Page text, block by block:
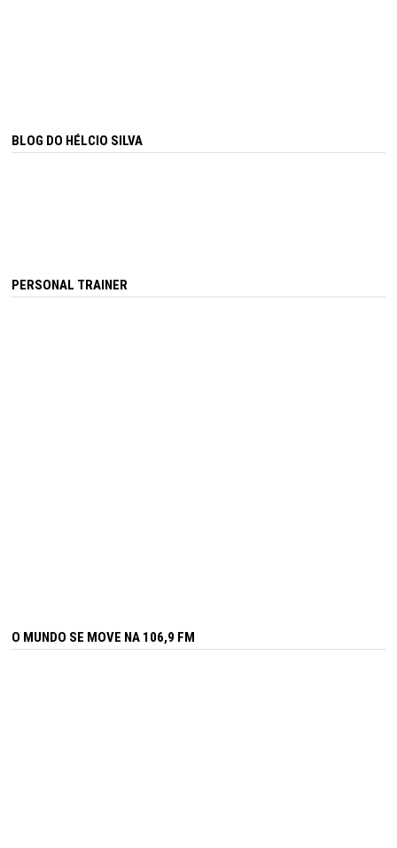
BLOG DO HÉLCIO SILVA
PERSONAL TRAINER
O MUNDO SE MOVE NA 106,9 FM